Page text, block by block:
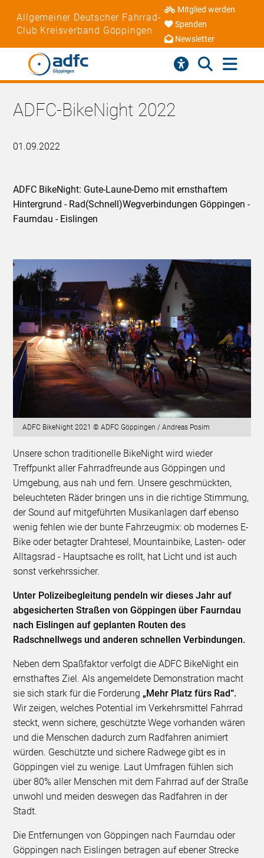
Allgemeiner Deutscher Fahrrad-
Club Kreisverband Göppingen
Mitglied werden
Spenden
Newsletter
ADFC-BikeNight 2022
01.09.2022
ADFC BikeNight: Gute-Laune-Demo mit ernsthaftem
Hintergrund - Rad(Schnell)Wegverbindungen Göppingen -
Faurndau - Eislingen
ADFC BikeNight 2021 © ADFC Göppingen / Andreas Posim
Unsere schon traditionelle BikeNight wird wieder
Treffpunkt aller Fahrradfreunde aus Göppingen und
Umgebung, aus nah und fern. Unsere geschmückten,
beleuchteten Räder bringen uns in die richtige Stimmung,
der Sound auf mitgeführten Musikanlagen darf ebenso
wenig fehlen wie der bunte Fahrzeugmix: ob modernes E-
Bike oder betagter Drahtesel, Mountainbike, Lasten- oder
Alltagsrad - Hauptsache es rollt, hat Licht und ist auch
sonst verkehrssicher.
Unter Polizeibegleitung pendeln wir dieses Jahr auf
abgesicherten Straßen von Göppingen über Faurndau
nach Eislingen auf geplanten Routen des
Radschnellwegs und anderen schnellen Verbindungen.
Neben dem Spaßfaktor verfolgt die ADFC BikeNight ein
ernsthaftes Ziel. Als angemeldete Demonstration macht
sie sich stark für die Forderung „Mehr Platz fürs Rad“.
Wir zeigen, welches Potential im Verkehrsmittel Fahrrad
steckt, wenn sichere, geschützte Wege vorhanden wären
und die Menschen dadurch zum Radfahren animiert
würden. Geschützte und sichere Radwege gibt es in
Göppingen viel zu wenige. Laut Umfragen fühlen sich
über 80% aller Menschen mit dem Fahrrad auf der Straße
unwohl und meiden deswegen das Radfahren in der
Stadt.
Die Entfernungen von Göppingen nach Faurndau oder
Göppingen nach Eislingen betragen auf ebener Strecke